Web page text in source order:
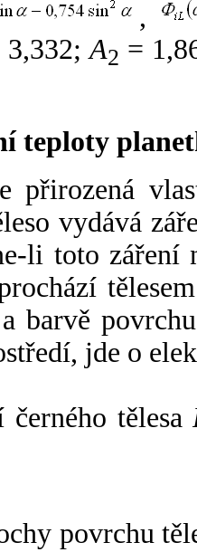
,
3,332;A2 =
teploty
přirozená
vydává
li toto záření
barvě
jde o
černého tělesa
povrchu